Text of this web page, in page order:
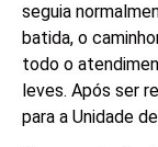
seguia
batida, o
todo o
leves. Após ser
para a Unidade